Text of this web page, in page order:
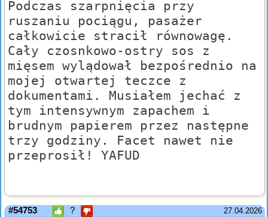
Podczas szarpnięcia przy
ruszaniu pociągu, pasażer
całkowicie stracił równowagę.
Cały czosnkowo-ostry sos z
mięsem wylądował bezpośrednio na
mojej otwartej teczce z
dokumentami. Musiałem jechać z
tym intensywnym zapachem i
brudnym papierem przez następne
trzy godziny. Facet nawet nie
przeprosił! YAFUD
27.04.2026
#54753 ?